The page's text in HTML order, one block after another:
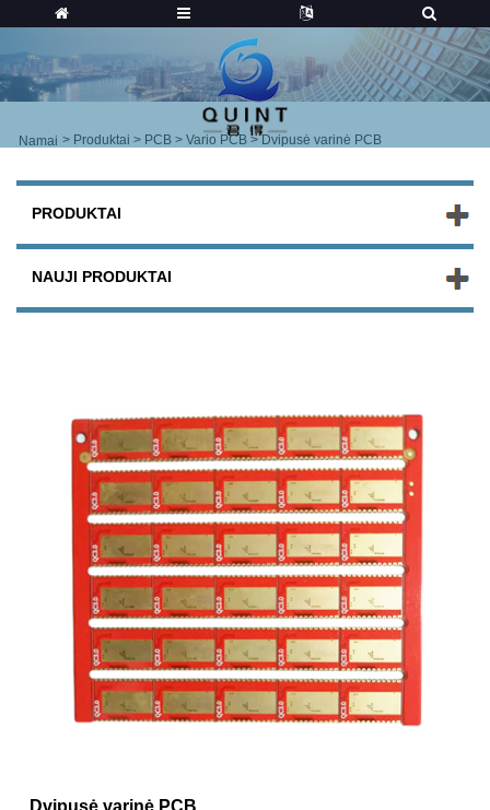
Namai > Produktai > PCB > Vario PCB > Dvipusė varinė PCB
PRODUKTAI
NAUJI PRODUKTAI